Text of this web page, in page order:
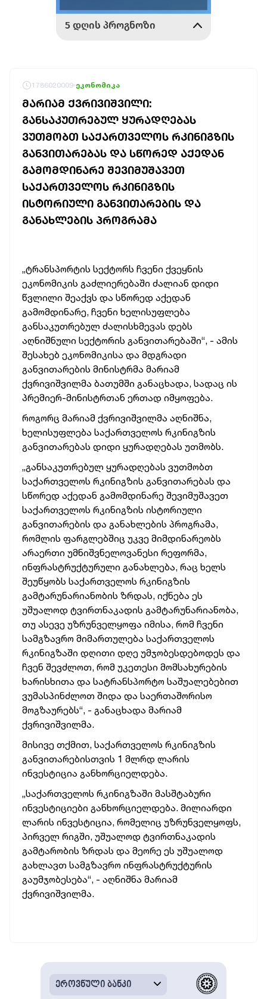
1786020009 ეკონომიკა
ᲛᲐᲠᲘᲐᲛ ᲥᲕᲠᲘᲕᲘᲨᲕᲘᲚᲘ:
ᲒᲐᲜᲡᲐᲙᲣᲗᲠᲔᲑᲣᲚ ᲧᲣᲠᲐᲓᲦᲔᲑᲐᲡ
ᲕᲣᲗᲛᲝᲑᲗ ᲡᲐᲥᲐᲠᲗᲕᲔᲚᲝᲡ ᲠᲙᲘᲜᲘᲒᲖᲘᲡ
ᲒᲐᲜᲕᲘᲗᲐᲠᲔᲑᲐᲡ ᲓᲐ ᲡᲬᲝᲠᲔᲓ ᲐᲥᲔᲓᲐᲜ
ᲒᲐᲛᲝᲛᲓᲘᲜᲐᲠᲔ ᲨᲔᲕᲘᲛᲣᲨᲐᲕᲔᲗ
ᲡᲐᲥᲐᲠᲗᲕᲔᲚᲝᲡ ᲠᲙᲘᲜᲘᲒᲖᲘᲡ
ᲘᲡᲢᲝᲠᲘᲣᲚᲘ ᲒᲐᲜᲕᲘᲗᲐᲠᲔᲑᲘᲡ ᲓᲐ
ᲒᲐᲜᲐᲮᲚᲔᲑᲘᲡ ᲞᲠᲝᲒᲠᲐᲛᲐ
„ტრანსპორტის სექტორს ჩვენი ქვეყნის
ეკონომიკის გაძლიერებაში ძალიან დიდი
წვლილი შეაქვს და სწორედ აქედან
გამომდინარე, ჩვენი ხელისუფლება
განსაკუთრებულ ძალისხმევას დებს
აღნიშნული სექტორის განვითარებაში“, - ამის
შესახებ ეკონომიკისა და მდგრადი
განვითარების მინისტრმა მარიამ
ქვრივიშვილმა ბათუმში განაცხადა, სადაც ის
პრემიერ-მინისტრთან ერთად იმყოფება.
როგორც მარიამ ქვრივიშვილმა აღნიშნა,
ხელისუფლება საქართველოს რკინიგზის
განვითარებას დიდი ყურადღებას უთმობს.
„განსაკუთრებულ ყურადღებას ვუთმობთ
საქართველოს რკინიგზის განვითარებას და
სწორედ აქედან გამომდინარე შევიმუშავეთ
საქართველოს რკინიგზის ისტორიული
განვითარების და განახლების პროგრამა,
რომლის ფარგლებშიც უკვე მიმდინარეობს
არაერთი უმნიშვნელოვანესი რეფორმა,
ინფრასტრუქტურული განახლება, რაც ხელს
შეუწყობს საქართველოს რკინიგზის
გამტარუნარიანობის ზრდას, იქნება ეს
უშუალოდ ტვირთნაკადის გამტარუნარიანობა,
თუ ასევე უზრუნველყოფა იმისა, რომ ჩვენი
სამგზავრო მიმართულება საქართველოს
რკინიგზაში დღითი დღე უმჯობესდებოდეს და
ჩვენ შევძლოთ, რომ უკეთესი მომსახურების
ხარისხითა და სატრანსპორტო საშუალებებით
ვუმასპინძლოთ შიდა და საერთაშორისო
მოგზაურებს“, - განაცხადა მარიამ
ქვრივიშვილმა.
მისივე თქმით, საქართველოს რკინიგზის
განვითარებისთვის 1 მლრდ ლარის
ინვესტიცია განხორციელდება.
„საქართველოს რკინიგზაში მასშტაბური
ინვესტიციები განხორციელდება. მილიარდი
ლარის ინვესტიცია, რომელიც უზრუნველყოფს,
პირველ რიგში, უშუალოდ ტვირთნაკადის
გამტარობის ზრდას და მეორე ეს უშუალოდ
გახლავთ სამგზავრო ინფრასტრუქტურის
გაუმჯობესება“, - აღნიშნა მარიამ
ქვრივიშვილმა.